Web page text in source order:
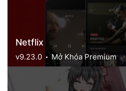
Netflix
v9.23.0 Mở Khóa Premium